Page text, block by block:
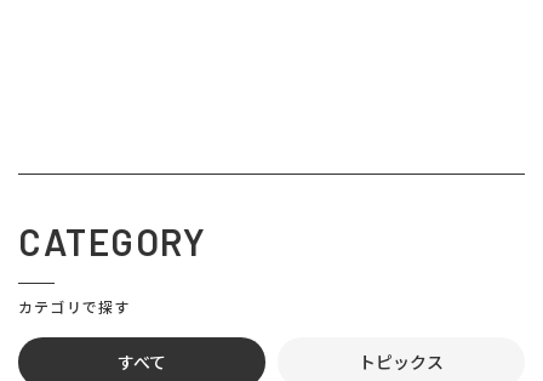
CATEGORY
カテゴリで探す
すべて トピックス